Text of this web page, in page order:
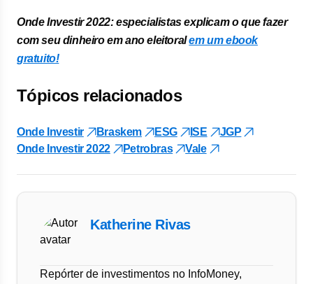
Onde Investir 2022: especialistas explicam o que fazer
com seu dinheiro em ano eleitoralem um ebook
gratuito!
Tópicos relacionados
Onde Investir Braskem ESG ISE
JGP
Onde Investir 2022
Petrobras Vale
Katherine Rivas
Repórter de investimentos no InfoMoney,